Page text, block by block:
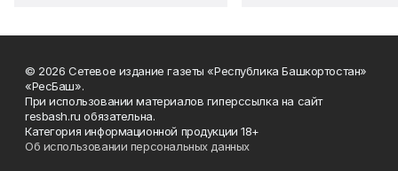
© 2026 Сетевое издание газеты «Республика Башкортостан»
«РесБаш».
При использовании материалов гиперссылка на сайт
resbash.ru обязательна.
Категория информационной продукции 18+
Об использовании персональных данных